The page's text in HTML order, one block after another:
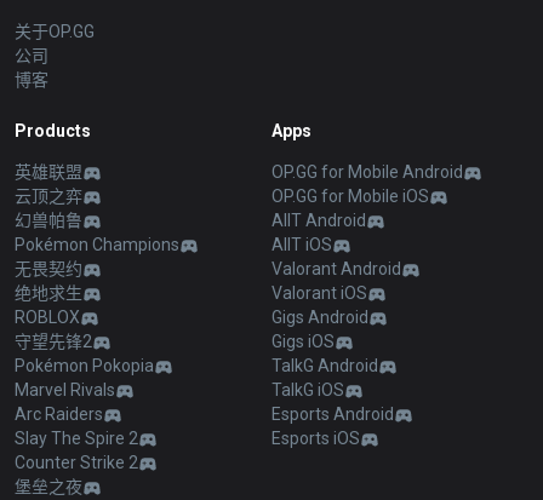
关于OP.GG
公司
博客
Products
英雄联盟
云顶之弈
幻兽帕鲁
Pokémon Champions
无畏契约
绝地求生
ROBLOX
守望先锋2
Pokémon Pokopia
Marvel Rivals
Arc Raiders
Slay The Spire 2
Counter Strike 2
堡垒之夜
Apps
OP.GG for Mobile Android
OP.GG for Mobile iOS
AllT Android
AllT iOS
Valorant Android
Valorant iOS
Gigs Android
Gigs iOS
TalkG Android
TalkG iOS
Esports Android
Esports iOS